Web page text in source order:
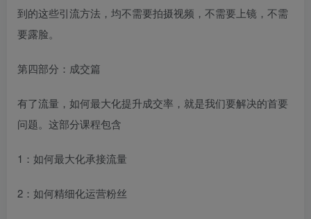
到的这些引流方法，均不需要拍摄视频，不需要上镜，不需
要露脸。
第四部分：成交篇
有了流量，如何最大化提升成交率，就是我们要解决的首要
问题。这部分课程包含
1：如何最大化承接流量
2：如何精细化运营粉丝